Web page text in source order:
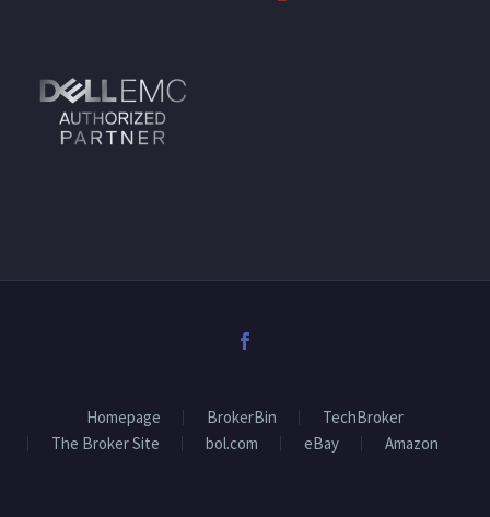
Homepage BrokerBin
TechBroker
The Broker Site
bol.com eBay Amazon